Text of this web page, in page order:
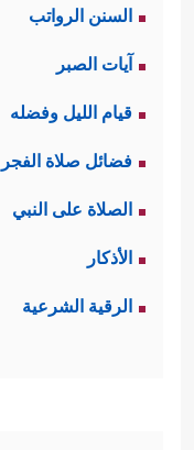
السنن الرواتب
آيات الصبر
قيام الليل وفضله
فضائل صلاة الفجر
الصلاة على النبي
الأذكار
الرقية الشرعية